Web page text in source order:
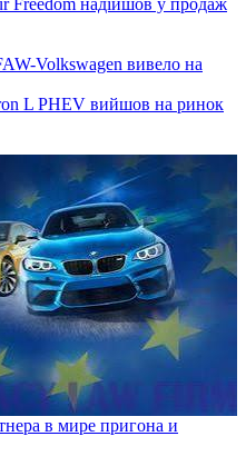
Freedom надійшов у продаж
L PHEV вийшов на ринок
в мире пригона и